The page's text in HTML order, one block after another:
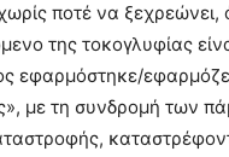
ποτέ να
της τοκογλυφίας
εφαρμόστηκε/
με τη συνδρομή των